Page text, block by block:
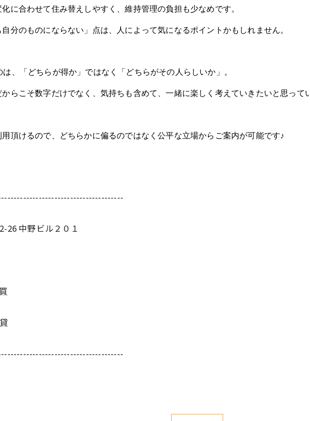
化に合わせて住み替えしやすく、維持管理の負担も少なめです。
分のものにならない」点は、人によって気になるポイントかもしれません。
、「どちらが得か」ではなく「どちらがその人らしいか」。
らこそ数字だけでなく、気持ちも含めて、一緒に楽しく考えていきたいと思って
頂けるので、どちらかに偏るのではなく公平な立場からご案内が可能です♪
26 中野ビル２０１